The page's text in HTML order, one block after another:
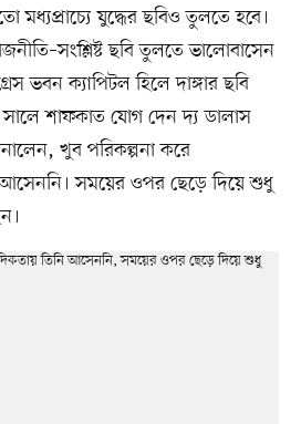
মধ্যপ্রাচ্যে যুদ্ধের ছবিও তুলতে হবে।
ছবি তুলতে ভালোবাসেন
ভবন ক্যাপিটল হিলে দাঙ্গার ছবি
শাফকাত যোগ দেন দ্য ডালাস
খুব পরিকল্পনা করে
আসেননি। সময়ের ওপর ছেড়ে দিয়ে শুধু